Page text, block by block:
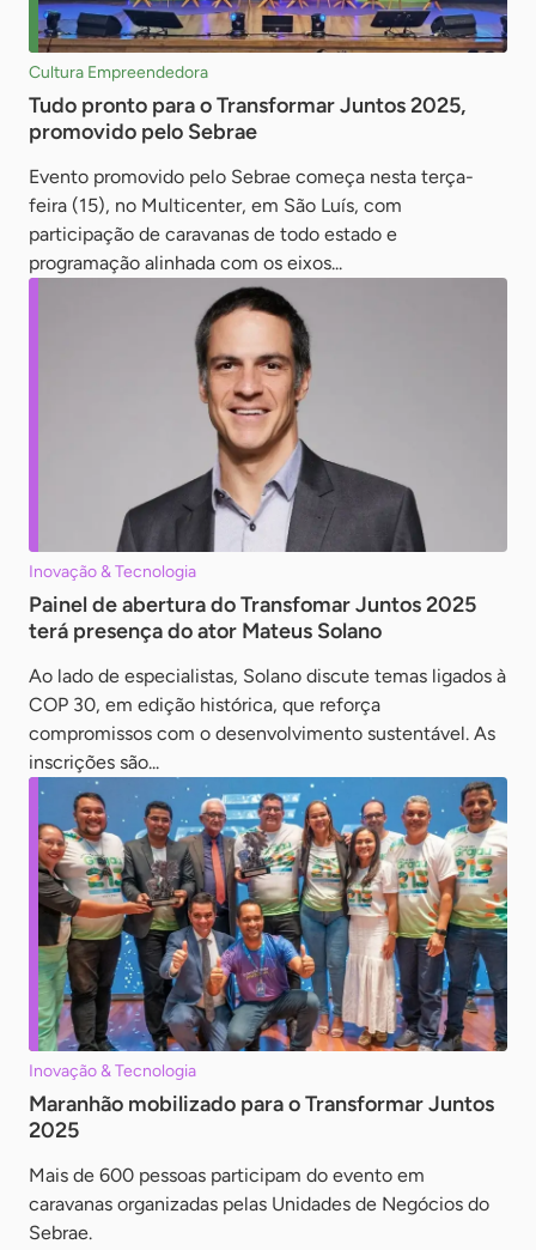
Cultura Empreendedora
Tudo pronto para o Transformar Juntos 2025,
promovido pelo Sebrae
Evento promovido pelo Sebrae começa nesta terça-
feira (15), no Multicenter, em São Luís, com
participação de caravanas de todo estado e
programação alinhada com os eixos...
Inovação & Tecnologia
Painel de abertura do Transfomar Juntos 2025
terá presença do ator Mateus Solano
Ao lado de especialistas, Solano discute temas ligados à
COP 30, em edição histórica, que reforça
compromissos com o desenvolvimento sustentável. As
inscrições são...
Inovação & Tecnologia
Maranhão mobilizado para o Transformar Juntos
2025
Mais de 600 pessoas participam do evento em
caravanas organizadas pelas Unidades de Negócios do
Sebrae.